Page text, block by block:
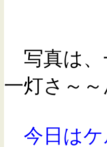
写真は、
一灯さ～
今日はケ